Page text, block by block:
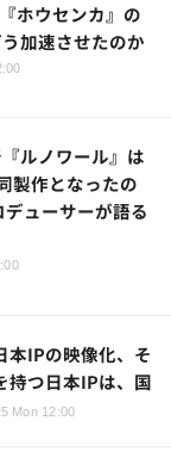
ホウセンカ』の
加速させたのか
ルノワール』は
製作となったの
ューサーが語る
本IPの映像化、そ
持つ日本IPは、国
Mon 12:00